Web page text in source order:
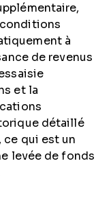
à
de revenus
et la
détaillé
qui est un
levée de fonds